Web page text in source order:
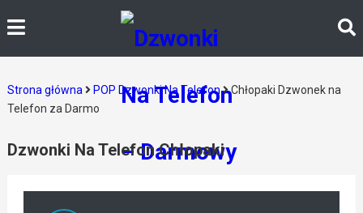
Strona główna POP Dzwonki Na Telefon
Chłopaki Dzwonek na
Telefon za Darmo
Dzwonki Na Telefon Chłopaki